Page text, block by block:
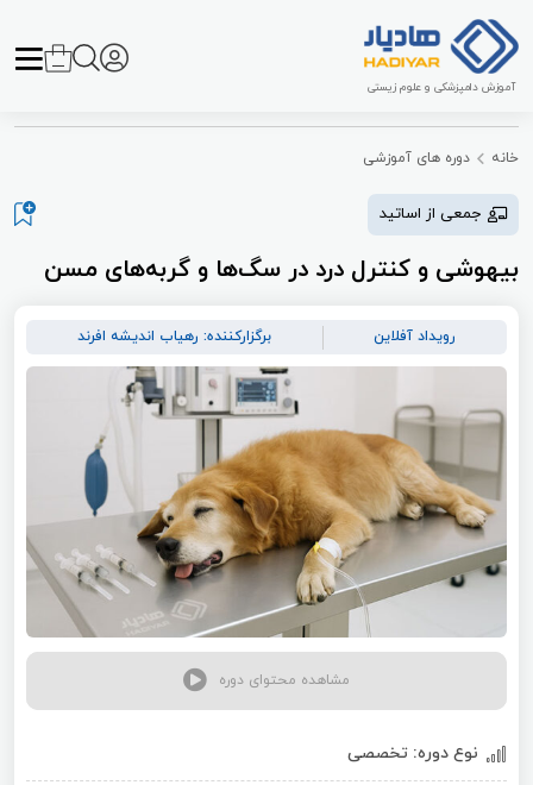
آموزش دامپزشکی و علوم زیستی
خانه دوره های آموزشی
جمعی از اساتید
بیهوشی و کنترل درد در سگ‌ها و گربه‌های مسن
رویداد آفلاین برگزارکننده: رهیاب اندیشه افرند
مشاهده محتوای دوره
نوع دوره: تخصصی